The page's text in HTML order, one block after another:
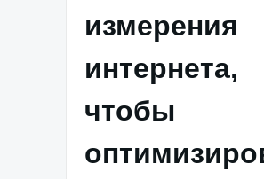
измерения
интернета,
чтобы